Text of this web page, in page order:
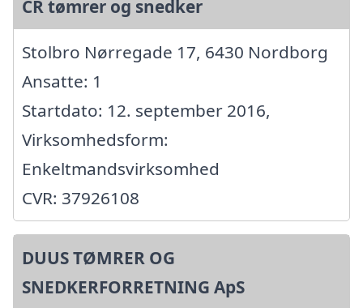
CR tømrer og snedker
Stolbro Nørregade 17, 6430 Nordborg
Ansatte: 1
Startdato: 12. september 2016,
Virksomhedsform:
Enkeltmandsvirksomhed
CVR: 37926108
DUUS TØMRER OG
SNEDKERFORRETNING ApS